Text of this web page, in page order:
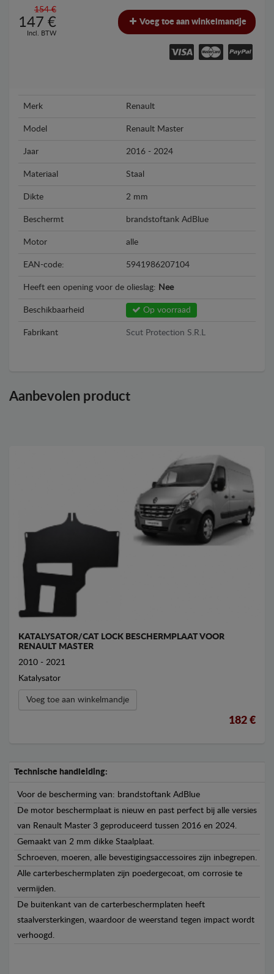
154 €
147 €
Incl. BTW
Voeg toe aan winkelmandje
Merk Renault
Model Renault Master
Jaar 2016 - 2024
Materiaal Staal
Dikte 2 mm
Beschermt brandstoftank AdBlue
Motor alle
EAN-code: 5941986207104
Heeft een opening voor de olieslag: Nee
Beschikbaarheid Op voorraad
Fabrikant Scut Protection S.R.L
Aanbevolen product
KATALYSATOR/CAT LOCK BESCHERMPLAAT VOOR
RENAULT MASTER
2010 - 2021
Katalysator
Voeg toe aan winkelmandje
182 €
Technische handleiding:
Voor de bescherming van: brandstoftank AdBlue
De motor beschermplaat is nieuw en past perfect bij alle versies
van Renault Master 3 geproduceerd tussen 2016 en 2024.
Gemaakt van 2 mm dikke Staalplaat.
Schroeven, moeren, alle bevestigingsaccessoires zijn inbegrepen.
Alle carterbeschermplaten zijn poedergecoat, om corrosie te
vermijden.
De buitenkant van de carterbeschermplaten heeft
staalversterkingen, waardoor de weerstand tegen impact wordt
verhoogd.